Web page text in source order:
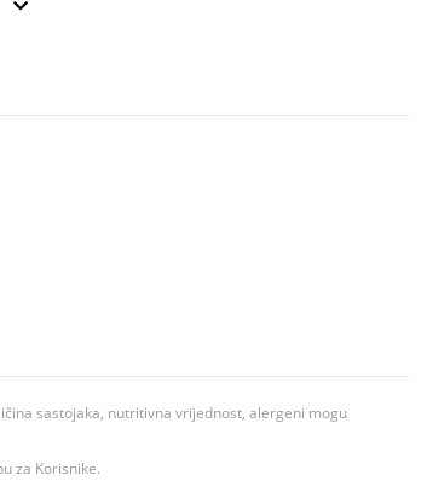
sastojaka, nutritivna vrijednost, alergeni mogu
za Korisnike.